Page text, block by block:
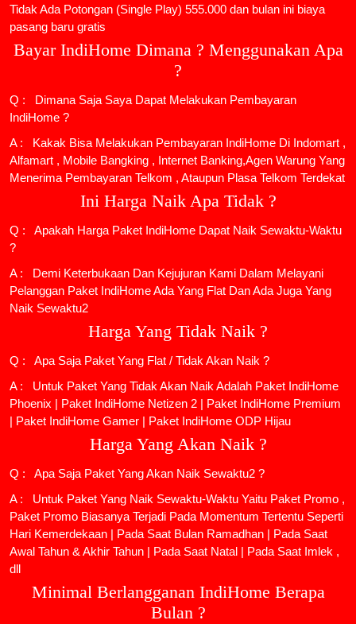
Tidak Ada Potongan (Single Play) 555.000 dan bulan ini biaya
pasang baru gratis
Bayar IndiHome Dimana ? Menggunakan Apa
?
Q : Dimana Saja Saya Dapat Melakukan Pembayaran
IndiHome ?
A : Kakak Bisa Melakukan Pembayaran IndiHome Di Indomart ,
Alfamart , Mobile Bangking , Internet Banking,Agen Warung Yang
Menerima Pembayaran Telkom , Ataupun Plasa Telkom Terdekat
Ini Harga Naik Apa Tidak ?
Q : Apakah Harga Paket IndiHome Dapat Naik Sewaktu-Waktu
?
A : Demi Keterbukaan Dan Kejujuran Kami Dalam Melayani
Pelanggan Paket IndiHome Ada Yang Flat Dan Ada Juga Yang
Naik Sewaktu2
Harga Yang Tidak Naik ?
Q : Apa Saja Paket Yang Flat / Tidak Akan Naik ?
A : Untuk Paket Yang Tidak Akan Naik Adalah Paket IndiHome
Phoenix | Paket IndiHome Netizen 2 | Paket IndiHome Premium
| Paket IndiHome Gamer | Paket IndiHome ODP Hijau
Harga Yang Akan Naik ?
Q : Apa Saja Paket Yang Akan Naik Sewaktu2 ?
A : Untuk Paket Yang Naik Sewaktu-Waktu Yaitu Paket Promo ,
Paket Promo Biasanya Terjadi Pada Momentum Tertentu Seperti
Hari Kemerdekaan | Pada Saat Bulan Ramadhan | Pada Saat
Awal Tahun & Akhir Tahun | Pada Saat Natal | Pada Saat Imlek ,
dll
Minimal Berlangganan IndiHome Berapa
Bulan ?